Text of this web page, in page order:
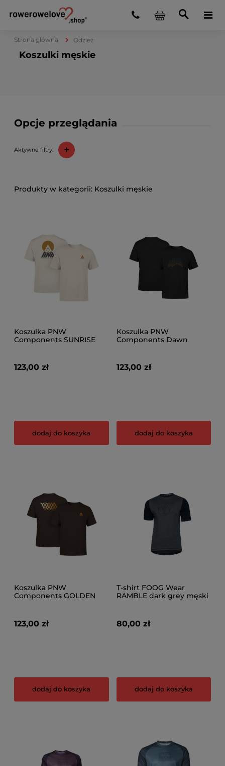
Strona główna Odzież
Koszulki męskie
Opcje przeglądania
Aktywne filtry: +
Koszulki męskie
Koszulka PNW
Components SUNRISE
123,00 zł
dodaj do koszyka
Koszulka PNW
Components Dawn
123,00 zł
dodaj do koszyka
Koszulka PNW
Components GOLDEN
123,00 zł
dodaj do koszyka
T-shirt FOOG Wear
RAMBLE dark grey męski
80,00 zł
dodaj do koszyka